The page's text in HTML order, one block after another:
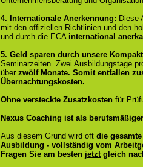
4. Internationale Anerkennung: Diese
mit den offiziellen Richtlinien und den
und durch die ECA international
5. Geld sparen durch unsere
Seminarzeiten. Zwei Ausbildungstage
über zwölf Monate. Somit entfallen
Übernachtungskosten.
Ohne versteckte Zusatzkosten für
Nexus Coaching ist als
Aus diesem Grund wird oft die
Ausbildung - vollständig vom
Fragen Sie am besten jetztgleich